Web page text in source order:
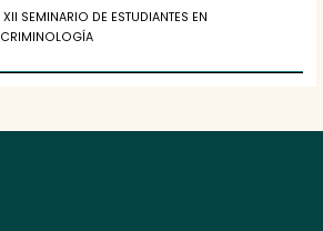
XII SEMINARIO DE ESTUDIANTES EN
CRIMINOLOGÍA